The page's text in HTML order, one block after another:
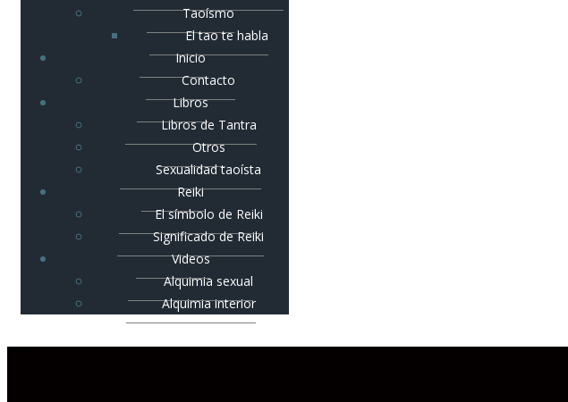
Taoísmo
El tao te habla
Inicio
Contacto
Libros
Libros de Tantra
Otros
Sexualidad taoísta
Reiki
El símbolo de Reiki
Significado de Reiki
Videos
Alquimia sexual
Alquimia interior